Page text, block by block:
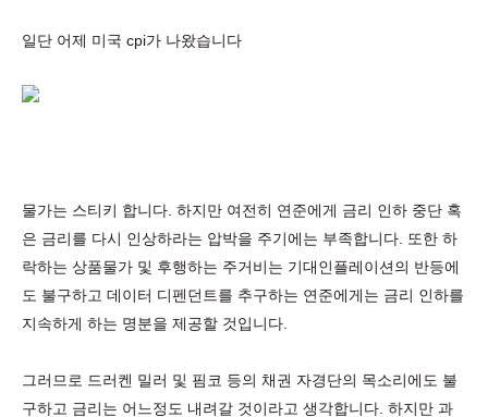
일단 어제 미국 cpi가 나왔습니다
물가는 스티키 합니다. 하지만 여전히 연준에게 금리 인하 중단 혹
은 금리를 다시 인상하라는 압박을 주기에는 부족합니다. 또한 하
락하는 상품물가 및 후행하는 주거비는 기대인플레이션의 반등에
도 불구하고 데이터 디펜던트를 추구하는 연준에게는 금리 인하를
지속하게 하는 명분을 제공할 것입니다.
그러므로 드러켄 밀러 및 핌코 등의 채권 자경단의 목소리에도 불
구하고 금리는 어느정도 내려갈 것이라고 생각합니다. 하지만 과